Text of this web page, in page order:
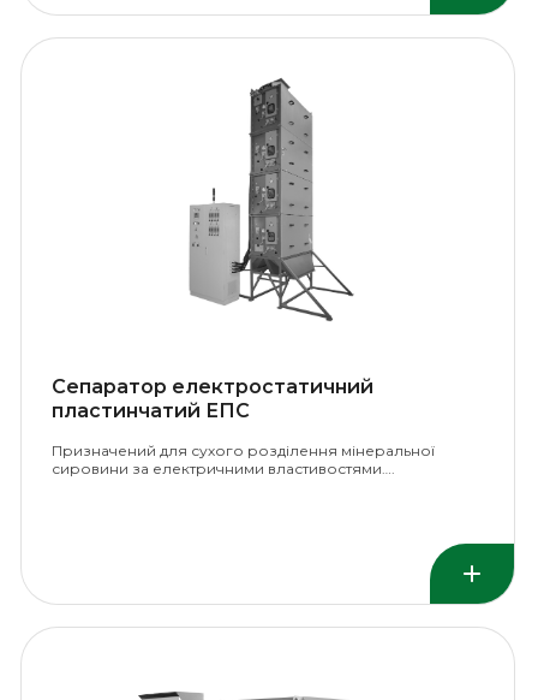
Сепаратор електростатичний
пластинчатий ЕПС
Призначений для сухого розділення мінеральної
сировини за електричними властивостями….